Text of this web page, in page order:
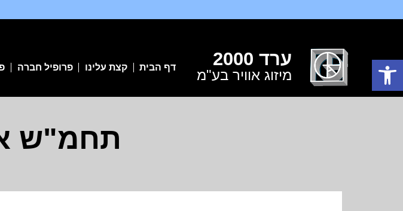
פתח סרגל נגישות ערד 2000
מיזוג אוויר בע"מ דף הבית קצת עלינו פרופיל חברה
תחמ"ש